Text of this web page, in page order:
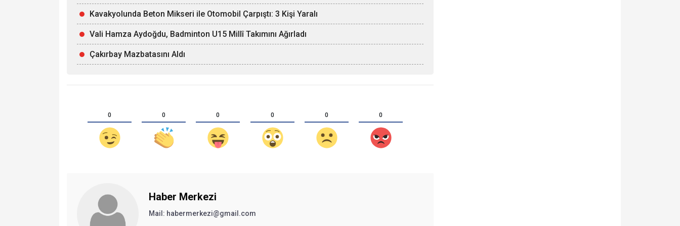
Kavakyolunda Beton Mikseri ile Otomobil Çarpıştı: 3 Kişi Yaralı
Vali Hamza Aydoğdu, Badminton U15 Millî Takımını Ağırladı
Çakırbay Mazbatasını Aldı
0 0 0 0 0 0
Haber Merkezi
Mail: habermerkezi@gmail.com